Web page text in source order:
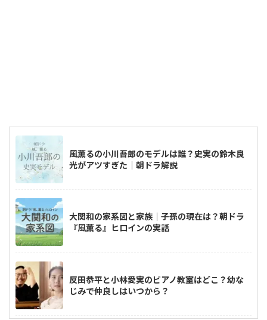
風薫るの小川吾郎のモデルは誰？史実の鈴木良
光がアツすぎた｜朝ドラ解説
大関和の家系図と家族｜子孫の現在は？朝ドラ
『風薫る』ヒロインの実話
反田恭平と小林愛実のピアノ教室はどこ？幼な
じみで仲良しはいつから？